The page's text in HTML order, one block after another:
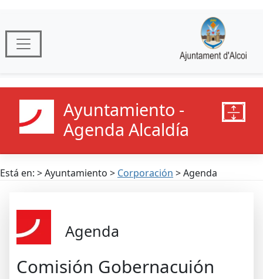
Ayuntamiento -
Agenda Alcaldía
Está en: > Ayuntamiento > Corporación > Agenda
Agenda
Comisión Gobernacuión